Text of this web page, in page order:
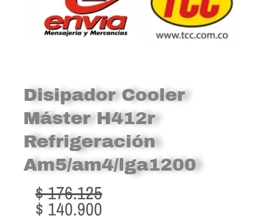
Disipador Cooler
Máster H412r
Refrigeración
Am5/am4/lga1200
$176.125
Original
price
$ 140.900
Current
price